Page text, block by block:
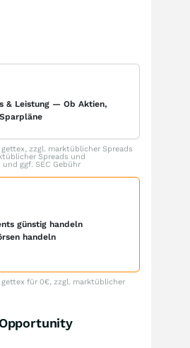
& Leistung — Ob Aktien,
zzgl. marktüblicher Spreads
Spreads und
ggf. SEC Gebühr
günstig handeln
handeln
für 0€, zzgl. marktüblicher